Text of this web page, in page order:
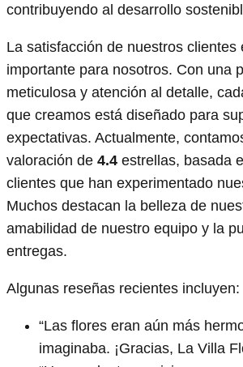
contribuyendo al desarrollo
La satisfacción de nuestros clientes
importante para nosotros. Con una
meticulosa y atención al detalle,
que creamos está diseñado para
expectativas. Actualmente,
valoración de 4.4 estrellas, basada
clientes que han experimentado
Muchos destacan la belleza de
amabilidad de nuestro equipo y la
entregas.
Algunas reseñas recientes incluyen:
“Las flores eran aún más
imaginaba. ¡Gracias, La Villa